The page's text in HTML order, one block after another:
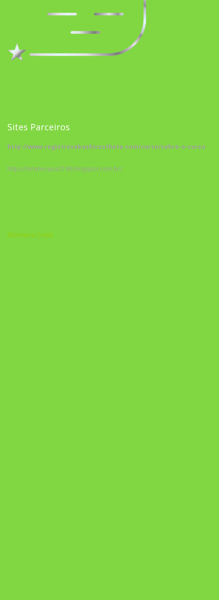
Sites Parceiros
http://www.registrosakashicostheta.com/curso/sobre-o-curso
https://arteterapia2190.blogspot.com.br/
Biblioteca Cristã